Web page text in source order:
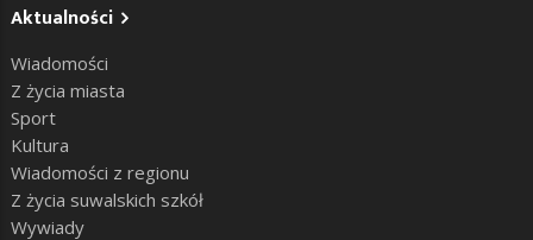
Aktualności
Wiadomości
Z życia miasta
Sport
Kultura
Wiadomości z regionu
Z życia suwalskich szkół
Wywiady